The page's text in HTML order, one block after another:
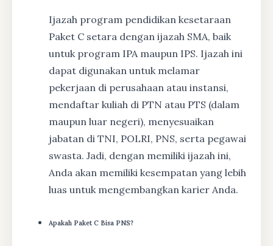
Ijazah program pendidikan kesetaraan
Paket C setara dengan ijazah SMA, baik
untuk program IPA maupun IPS. Ijazah ini
dapat digunakan untuk melamar
pekerjaan di perusahaan atau instansi,
mendaftar kuliah di PTN atau PTS (dalam
maupun luar negeri), menyesuaikan
jabatan di TNI, POLRI, PNS, serta pegawai
swasta. Jadi, dengan memiliki ijazah ini,
Anda akan memiliki kesempatan yang lebih
luas untuk mengembangkan karier Anda.
Apakah Paket C Bisa PNS?